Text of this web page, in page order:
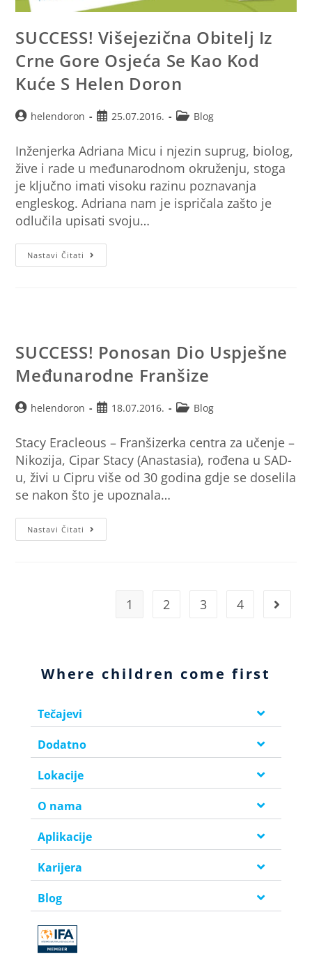
SUCCESS! Višejezična Obitelj Iz
Crne Gore Osjeća Se Kao Kod
Kuće S Helen Doron
helendoron 25.07.2016. Blog
Inženjerka Adriana Micu i njezin suprug, biolog,
žive i rade u međunarodnom okruženju, stoga
je ključno imati visoku razinu poznavanja
engleskog. Adriana nam je ispričala zašto je
odlučila upisati svoju…
Nastavi Čitati
SUCCESS! Ponosan Dio Uspješne
Međunarodne Franšize
helendoron 18.07.2016. Blog
Stacy Eracleous – Franšizerka centra za učenje –
Nikozija, Cipar Stacy (Anastasia), rođena u SAD-
u, živi u Cipru više od 30 godina gdje se doselila
se nakon što je upoznala…
Nastavi Čitati
1 2 3 4
Where children come first
Tečajevi
Dodatno
Lokacije
O nama
Aplikacije
Karijera
Blog